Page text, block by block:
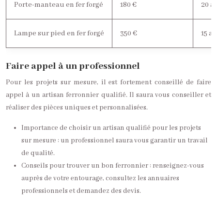
Porte-manteau en fer forgé 180 € 20
Lampe sur pied en fer forgé 350 € 15
Faire appel à un professionnel
Pour les projets sur mesure, il est fortement conseillé de faire
appel à un artisan ferronnier qualifié. Il saura vous conseiller et
réaliser des pièces uniques et personnalisées.
Importance de choisir un artisan qualifié pour les projets
sur mesure : un professionnel saura vous garantir un travail
de qualité.
Conseils pour trouver un bon ferronnier : renseignez-vous
auprès de votre entourage, consultez les annuaires
professionnels et demandez des devis.